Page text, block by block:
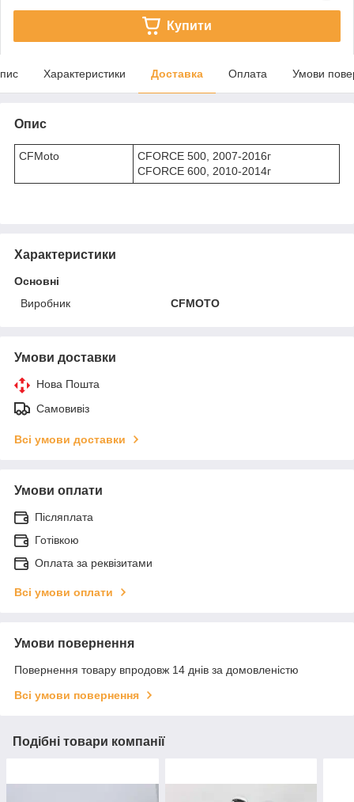
Купити
Характеристики Доставка Оплата Умови
Опис
CFMoto
CFORCE 500, 2007-2016г
CFORCE 600, 2010-2014г
Характеристики
Основні
Виробник
CFMOTO
Умови доставки
Нова Пошта
Самовивіз
Всі умови доставки
Умови оплати
Післяплата
Готівкою
Оплата за реквізитами
Всі умови оплати
Умови повернення
Повернення товару впродовж 14 днів за домовленістю
Всі умови повернення
Подібні товари компанії